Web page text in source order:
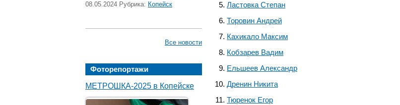
08.05.2024 Рубрика: Копейск
Все новости
Фоторепортажи
МЕТРОШКА-2025 в Копейске
Ластовка Степан
Торовин Андрей
Кахикало Максим
Кобзарев Вадим
Ельшеев Александр
Дренин Никита
Тюренок Егор